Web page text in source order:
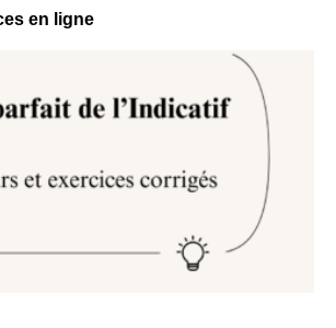
en ligne